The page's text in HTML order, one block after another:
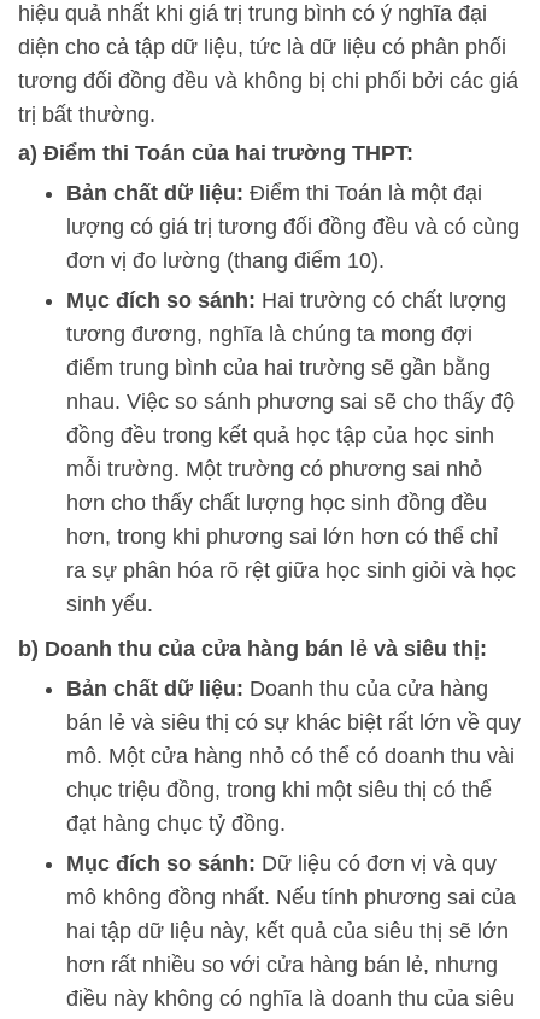
hiệu quả nhất khi giá trị trung bình có ý nghĩa đại
diện cho cả tập dữ liệu, tức là dữ liệu có phân phối
tương đối đồng đều và không bị chi phối bởi các giá
trị bất thường.
a) Điểm thi Toán của hai trường THPT:
Bản chất dữ liệu: Điểm thi Toán là một đại
lượng có giá trị tương đối đồng đều và có cùng
đơn vị đo lường (thang điểm 10).
Mục đích so sánh: Hai trường có chất lượng
tương đương, nghĩa là chúng ta mong đợi
điểm trung bình của hai trường sẽ gần bằng
nhau. Việc so sánh phương sai sẽ cho thấy độ
đồng đều trong kết quả học tập của học sinh
mỗi trường. Một trường có phương sai nhỏ
hơn cho thấy chất lượng học sinh đồng đều
hơn, trong khi phương sai lớn hơn có thể chỉ
ra sự phân hóa rõ rệt giữa học sinh giỏi và học
sinh yếu.
b) Doanh thu của cửa hàng bán lẻ và siêu thị:
Bản chất dữ liệu: Doanh thu của cửa hàng
bán lẻ và siêu thị có sự khác biệt rất lớn về quy
mô. Một cửa hàng nhỏ có thể có doanh thu vài
chục triệu đồng, trong khi một siêu thị có thể
đạt hàng chục tỷ đồng.
Mục đích so sánh: Dữ liệu có đơn vị và quy
mô không đồng nhất. Nếu tính phương sai của
hai tập dữ liệu này, kết quả của siêu thị sẽ lớn
hơn rất nhiều so với cửa hàng bán lẻ, nhưng
điều này không có nghĩa là doanh thu của siêu